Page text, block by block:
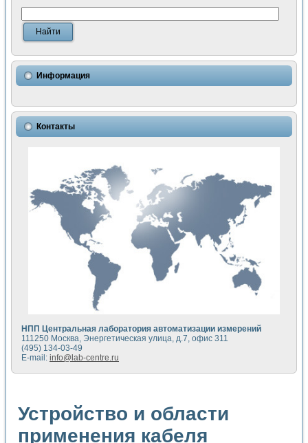
Измерение шумовых параметров операционных
Измерительный преобразователь на основе цифровой
Использование NI LabVIEW для математического
Исследовние возможности создания измерителя ВАХ
Математическое моделирование генератора сигналов -
Применение осциллографического модуля с высоким
Симуляция отклика импульсного радиолокационного
Автоматизация формирования уравнений состояния для
Разработка автоматизированного стенда для измерения
Применение среды LabVIEW для построения картины
Портативная система для определения показателей
Использование LabVIEW для управления источником
Устройство для снятия вольт-амперных характеристик
Передовые научные технологии: нано-, фемто-,
Автоматизированная установка по измерению временных
Автоматизированный лабораторный комплекс на базе
Визуализация моделирования и оптимизации тепловой
Виртуальный прибор для исследования функциональных
Исследование возможности создания экономичного
Исследование кинетики движения макрочастиц в
Метод прогнозирования свойств дисперсных продуктов
Недорогая система управления сверхпроводящим
Применение технологий NI в курсе экспериментальной
Расчет переноса аэрозоля и выпадения осадка в
Применение NI VISION для геометрического анализа в
Управление движением с помощью программно -
Информация
Контакты
НПП Центральная лаборатория автоматизации измерений
111250 Москва, Энергетическая улица, д.7, офис 311
(495) 134-03-49
E-mail: info@lab-centre.ru
Устройство и области
применения кабеля